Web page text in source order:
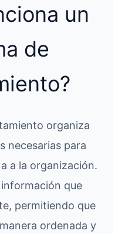
un
de
organiza
necesarias para
a la organización.
que
permitiendo que
ordenada y